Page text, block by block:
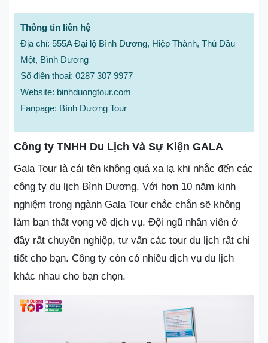
Thông tin liên hệ
Địa chỉ: 555A Đại lộ Bình Dương, Hiệp Thành, Thủ Dầu
Một, Bình Dương
Số điện thoại: 0287 307 9977
Website: binhduongtour.com
Fanpage: Bình Dương Tour
Công ty TNHH Du Lịch Và Sự Kiện GALA
Gala Tour là cái tên không quá xa lạ khi nhắc đến các
công ty du lịch Bình Dương. Với hơn 10 năm kinh
nghiệm trong ngành Gala Tour chắc chắn sẽ không
làm bạn thất vọng về dịch vụ. Đội ngũ nhân viên ở
đây rất chuyên nghiệp, tư vấn các tour du lịch rất chi
tiết cho bạn. Công ty còn có nhiều dịch vụ du lịch
khác nhau cho bạn chọn.